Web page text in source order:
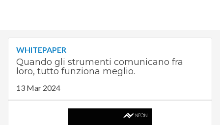
WHITEPAPER
Quando gli strumenti comunicano fra
loro, tutto funziona meglio.
13 Mar 2024